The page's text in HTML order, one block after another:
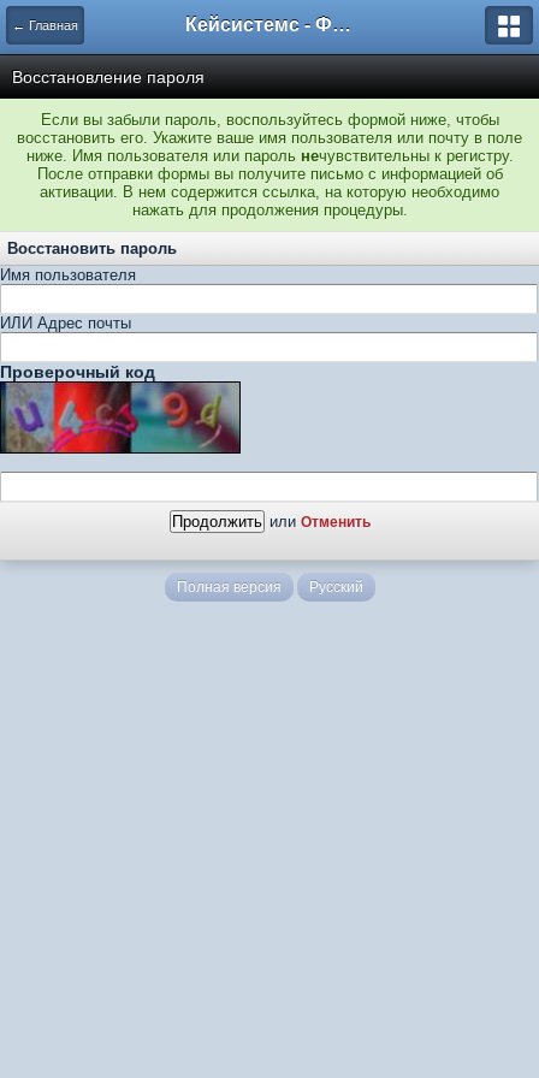
← Главная Кейсистемс - Форумы
Восстановление пароля
Если вы забыли пароль, воспользуйтесь формой ниже, чтобы
восстановить его. Укажите ваше имя пользователя или почту в поле
ниже. Имя пользователя или пароль нечувствительны к регистру.
После отправки формы вы получите письмо с информацией об
активации. В нем содержится ссылка, на которую необходимо
нажать для продолжения процедуры.
Восстановить пароль
Имя пользователя
ИЛИ Адрес почты
Проверочный код
или Отменить
Полная версия Русский